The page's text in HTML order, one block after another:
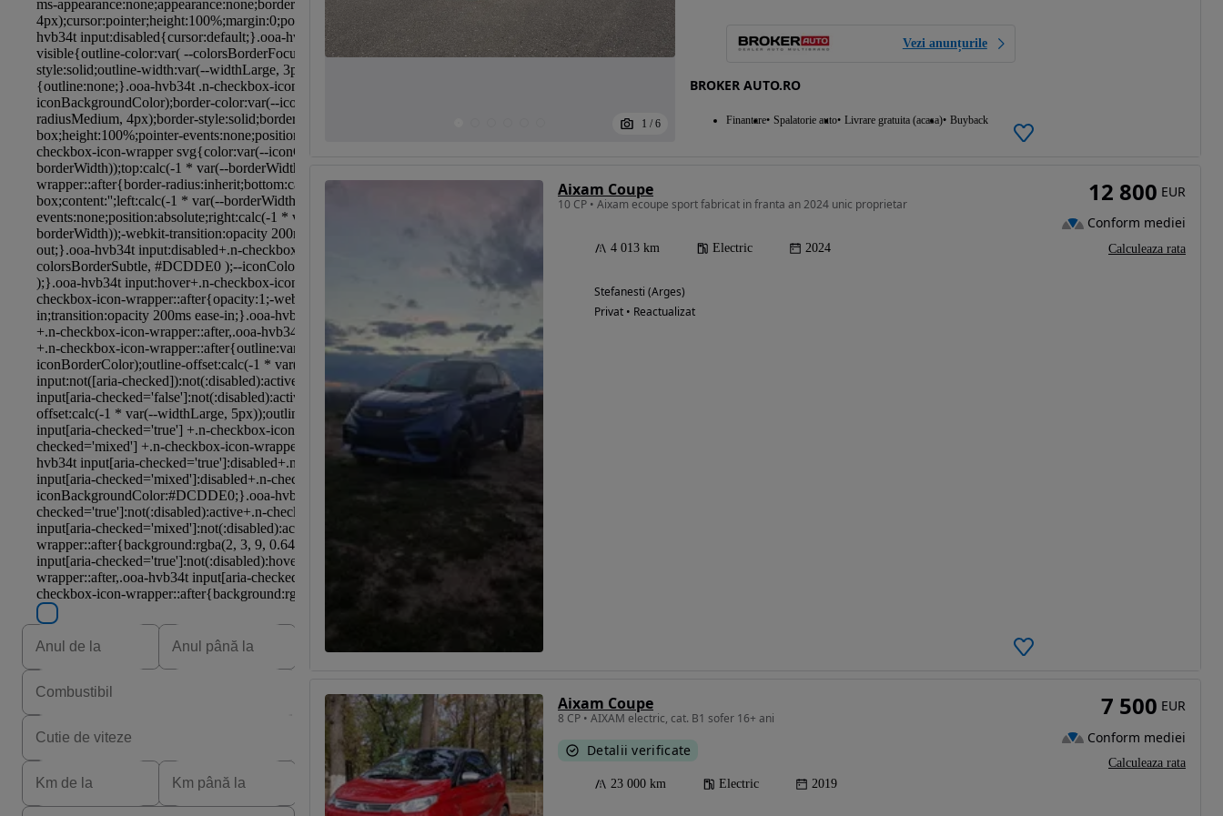
1 / 6
Vezi anunțurile
BROKER AUTO.RO
Finantare Spalatorie auto Livrare gratuita (acasa) Buyback
Aixam Coupe
10 CP • Aixam ecoupe sport fabricat in franta an 2024 unic proprietar
4 013 km Electric 2024
Stefanesti (Arges)
Privat • Reactualizat
12 800 EUR
Conform mediei
Calculeaza rata
Aixam Coupe
8 CP • AIXAM electric, cat. B1 sofer 16+ ani
Detalii verificate
23 000 km Electric 2019
7 500 EUR
Conform mediei
Calculeaza rata